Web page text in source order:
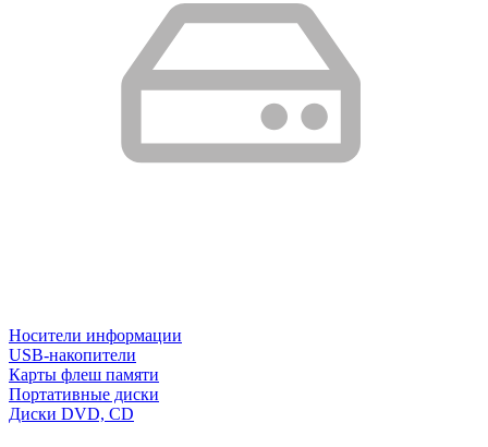
Носители информации
USB-накопители
Карты флеш памяти
Портативные диски
Диски DVD, CD